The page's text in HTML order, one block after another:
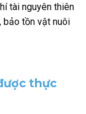
tài nguyên thiên
bảo tồn vật nuôi
thực